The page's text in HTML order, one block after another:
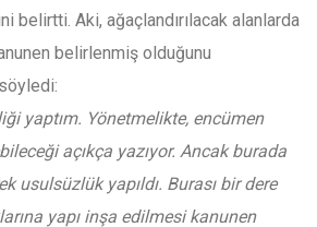
belirtti. Aki, ağaçlandırılacak alanlarda
belirlenmiş olduğunu
yaptım. Yönetmelikte, encümen
açıkça yazıyor. Ancak burada
usulsüzlük yapıldı. Burası bir dere
yapı inşa edilmesi kanunen